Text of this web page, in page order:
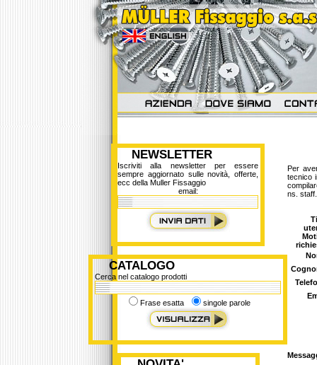
NEWSLETTER
Iscriviti alla newsletter per essere
sempre aggiornato sulle novità, offerte,
ecc della Muller Fissaggio
email:
CATALOGO
Cerca nel catalogo prodotti
Frase esatta singole parole
Per
tecnico
ns. staff.